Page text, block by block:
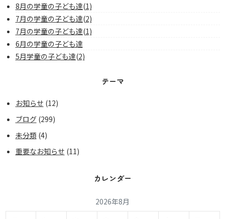
8月の学童の子ども達(1)
7月の学童の子ども達(2)
7月の学童の子ども達(1)
6月の学童の子ども達
5月学童の子ども達(2)
テーマ
お知らせ (12)
ブログ(299)
未分類 (4)
重要なお知らせ (11)
カレンダー
2026年8月